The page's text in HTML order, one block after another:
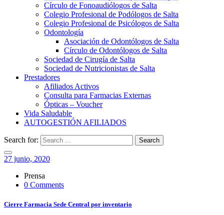
Círculo de Fonoaudiólogos de Salta
Colegio Profesional de Podólogos de Salta
Colegio Profesional de Psicólogos de Salta
Odontología
Asociación de Odontólogos de Salta
Círculo de Odontólogos de Salta
Sociedad de Cirugía de Salta
Sociedad de Nutricionistas de Salta
Prestadores
Afiliados Activos
Consulta para Farmacias Externas
Ópticas – Voucher
Vida Saludable
AUTOGESTIÓN AFILIADOS
Search for: Search
27 junio, 2020
Prensa
0 Comments
Cierre Farmacia Sede Central por inventario